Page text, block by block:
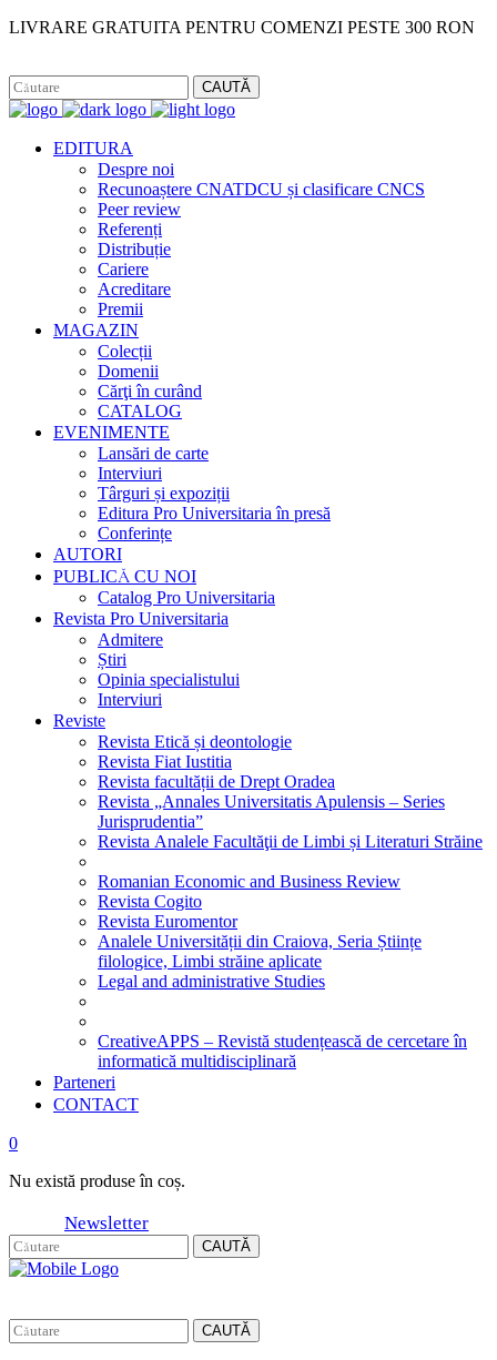
LIVRARE GRATUITA PENTRU COMENZI PESTE 300 RON
CAUTĂ
EDITURA
Despre noi
Recunoaștere CNATDCU și clasificare CNCS
Peer review
Referenți
Distribuție
Cariere
Acreditare
Premii
MAGAZIN
Colecții
Domenii
Cărţi în curând
CATALOG
EVENIMENTE
Lansări de carte
Interviuri
Târguri și expoziții
Editura Pro Universitaria în presă
Conferințe
AUTORI
PUBLICĂ CU NOI
Catalog Pro Universitaria
Revista Pro Universitaria
Admitere
Știri
Opinia specialistului
Interviuri
Reviste
Revista Etică și deontologie
Revista Fiat Iustitia
Revista facultății de Drept Oradea
Revista „Annales Universitatis Apulensis – Series
Jurisprudentia”
Revista Analele Facultăţii de Limbi și Literaturi Străine
Romanian Economic and Business Review
Revista Cogito
Revista Euromentor
Analele Universității din Craiova, Seria Științe
filologice, Limbi străine aplicate
Legal and administrative Studies
CreativeAPPS – Revistă studențească de cercetare în
informatică multidisciplinară
Parteneri
CONTACT
0
Nu există produse în coș.
Newsletter
CAUTĂ
CAUTĂ